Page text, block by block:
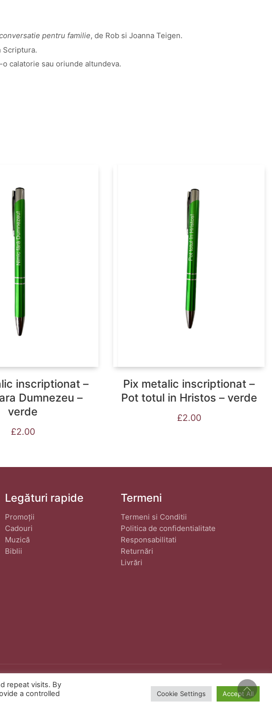
pentru familie, de Rob si Joanna Teigen.
Scriptura.
calatorie sau oriunde altundeva.
inscriptionat –
Dumnezeu –
verde
£2.00
Pix metalic inscriptionat –
Pot totul in Hristos – verde
£2.00
Legături rapide
Promoții
Cadouri
Muzică
Biblii
Termeni
Termeni si Conditii
Politica de confidentialitate
Responsabilitati
Returnări
Livrări
Creștine| Creat de · Toate Drepturile Rezervate
repeat visits. By
a controlled
Cookie Settings Accept All